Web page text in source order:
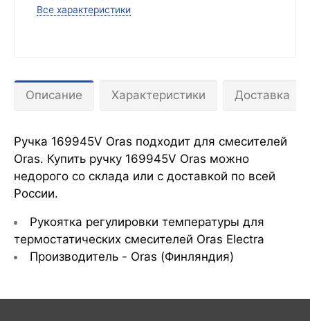
Все характеристики
Описание Характеристики Доставка
Ручка 169945V Oras подходит для смесителей
Oras. Купить ручку 169945V Oras можно
недорого со склада или с доставкой по всей
России.
Рукоятка регулировки температуры для
термостатических смесителей Oras Electra
Производитель - Oras (Финляндия)